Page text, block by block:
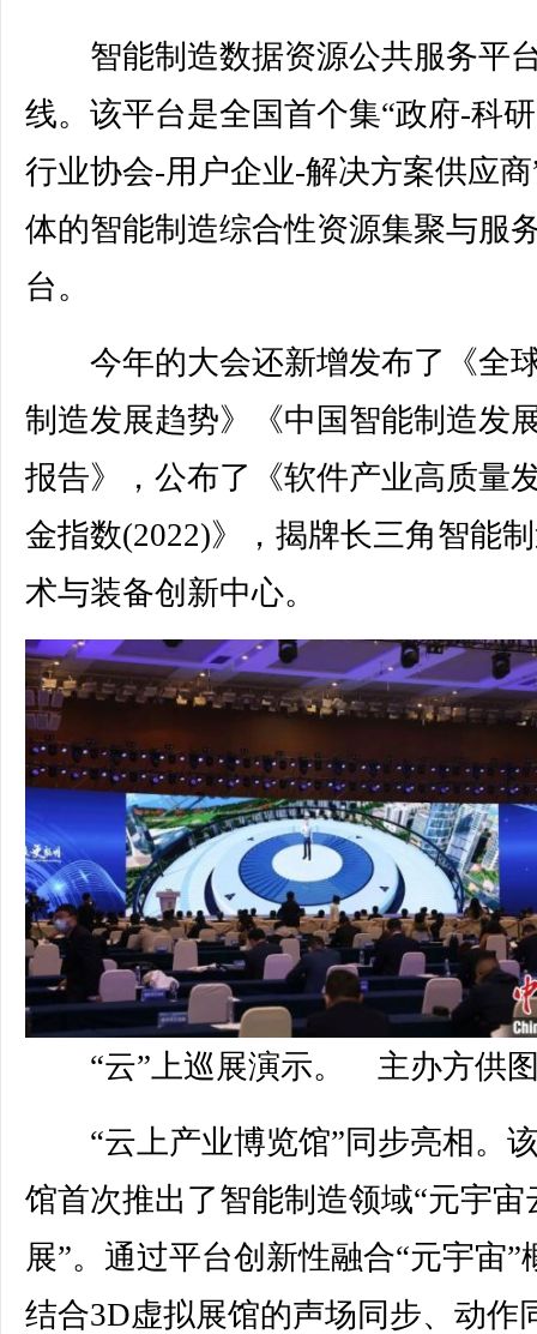
智能制造数据资源公共服务平
线。该平台是全国首个集“政府-科
行业协会-用户企业-解决方案供应
体的智能制造综合性资源集聚与服
台。
今年的大会还新增发布了《全
制造发展趋势》《中国智能制造发
报告》，公布了《软件产业高质量
金指数(2022)》，揭牌长三角智能
术与装备创新中心。
“云”上巡展演示。 主办方供
“云上产业博览馆”同步亮相。
馆首次推出了智能制造领域“元宇宙
展”。通过平台创新性融合“元宇宙”
结合3D虚拟展馆的声场同步、动作